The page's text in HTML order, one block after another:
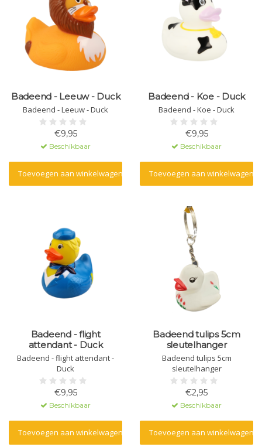
Badeend - Leeuw - Duck
Badeend - Leeuw - Duck
€9,95
Beschikbaar
Toevoegen aan winkelwagen
Badeend - Koe - Duck
Badeend - Koe - Duck
€9,95
Beschikbaar
Toevoegen aan winkelwagen
Badeend - flight
attendant - Duck
Badeend - flight attendant -
Duck
€9,95
Beschikbaar
Toevoegen aan winkelwagen
Badeend tulips 5cm
sleutelhanger
Badeend tulips 5cm
sleutelhanger
€2,95
Beschikbaar
Toevoegen aan winkelwagen